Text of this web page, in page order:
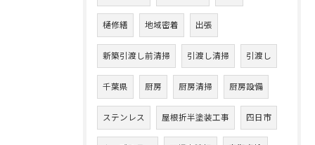
樋修繕 地域密着 出張
新築引渡し前清掃 引渡し清掃 引渡し
千葉県 厨房 厨房清掃 厨房設備
ステンレス 屋根折半塗装工事 四日市